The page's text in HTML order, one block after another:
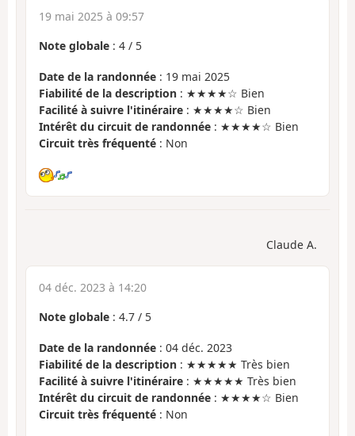
19 mai 2025 à 09:57
Note globale : 4 / 5
Date de la randonnée : 19 mai 2025
Fiabilité de la description : ★★★★☆ Bien
Facilité à suivre l'itinéraire : ★★★★☆ Bien
Intérêt du circuit de randonnée : ★★★★☆ Bien
Circuit très fréquenté : Non
Claude A.
04 déc. 2023 à 14:20
Note globale : 4.7 / 5
Date de la randonnée : 04 déc. 2023
Fiabilité de la description : ★★★★★ Très bien
Facilité à suivre l'itinéraire : ★★★★★ Très bien
Intérêt du circuit de randonnée : ★★★★☆ Bien
Circuit très fréquenté : Non